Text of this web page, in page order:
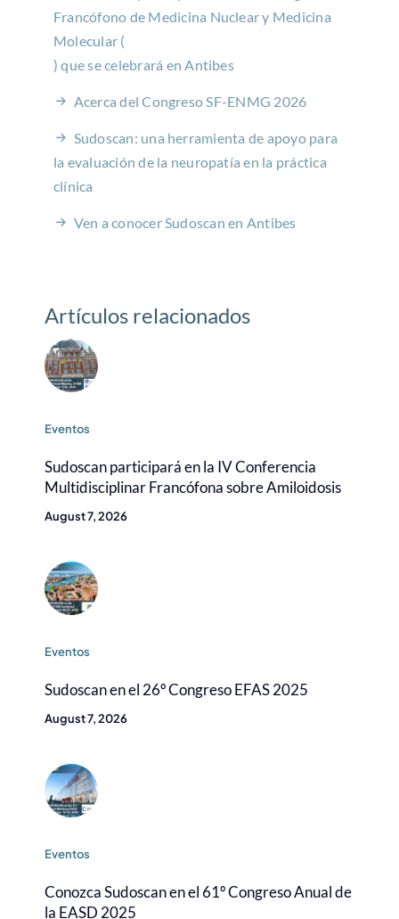
Francófono de Medicina Nuclear y Medicina
Molecular (
) que se celebrará en Antibes
Acerca del Congreso SF-ENMG 2026
Sudoscan: una herramienta de apoyo para
la evaluación de la neuropatía en la práctica
clínica
Ven a conocer Sudoscan en Antibes
Artículos relacionados
Eventos
Sudoscan participará en la IV Conferencia
Multidisciplinar Francófona sobre Amiloidosis
August 7, 2026
Eventos
Sudoscan en el 26º Congreso EFAS 2025
August 7, 2026
Eventos
Conozca Sudoscan en el 61º Congreso Anual de
la EASD 2025